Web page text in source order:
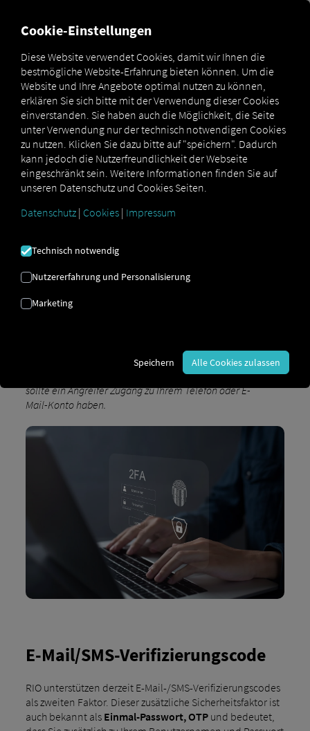
Glossar Zwei-Faktor-Authentifizierung
ZWEI-FAKTOR-
AUTHENTIFIZIERUNG
Authentifizierung,um Ihren RIO-Login zusätzlich zu
sicher, dass nur autorisierte Benutzer Zugriff auf Ihr
Konto haben.
zweiten Faktor, einen zufällig generierten Code,
Bitte beachten Sie jedoch, dass dieser Schutz nicht hilft,
sollte ein Angreifer Zugang zu Ihrem Telefon oder E-
Mail-Konto haben.
E-Mail/SMS-Verifizierungscode
RIO unterstützen derzeit E-Mail-/SMS-Verifizierungscodes
als zweiten Faktor. Dieser zusätzliche Sicherheitsfaktor ist
auch bekannt als Einmal-Passwort, OTPund bedeutet,
Cookie-Einstellungen
Diese Website verwendet Cookies, damit wir Ihnen die
bestmögliche Website-Erfahrung bieten können. Um die
Website und Ihre Angebote optimal nutzen zu können,
erklären Sie sich bitte mit der Verwendung dieser Cookies
einverstanden. Sie haben auch die Möglichkeit, die Seite
unter Verwendung nur der technisch notwendigen Cookies
zu nutzen. Klicken Sie dazu bitte auf "speichern". Dadurch
kann jedoch die Nutzerfreundlichkeit der Webseite
eingeschränkt sein. Weitere Informationen finden Sie auf
unseren Datenschutz und Cookies Seiten.
Datenschutz | Cookies | Impressum
Technisch notwendig
Nutzererfahrung und Personalisierung
Marketing
Speichern Alle Cookies zulassen